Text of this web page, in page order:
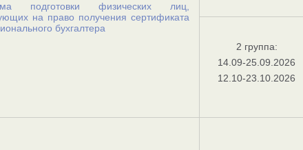
подготовки физических лиц,
на право получения сертификата
бухгалтера
2 группа:
14.09-25.09.2026
12.10-23.10.2026